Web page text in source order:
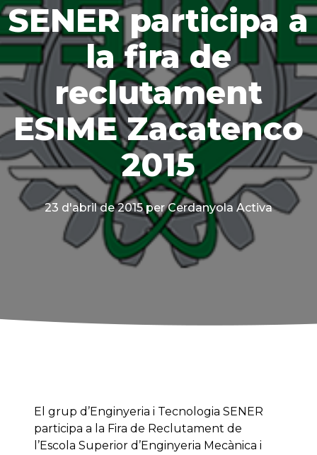
SENER participa a
la fira de
reclutament
ESIME Zacatenco
2015
23 d'abril de 2015 per Cerdanyola Activa
El grup d’Enginyeria i Tecnologia SENER
participa a la Fira de Reclutament de
l’Escola Superior d’Enginyeria Mecànica i